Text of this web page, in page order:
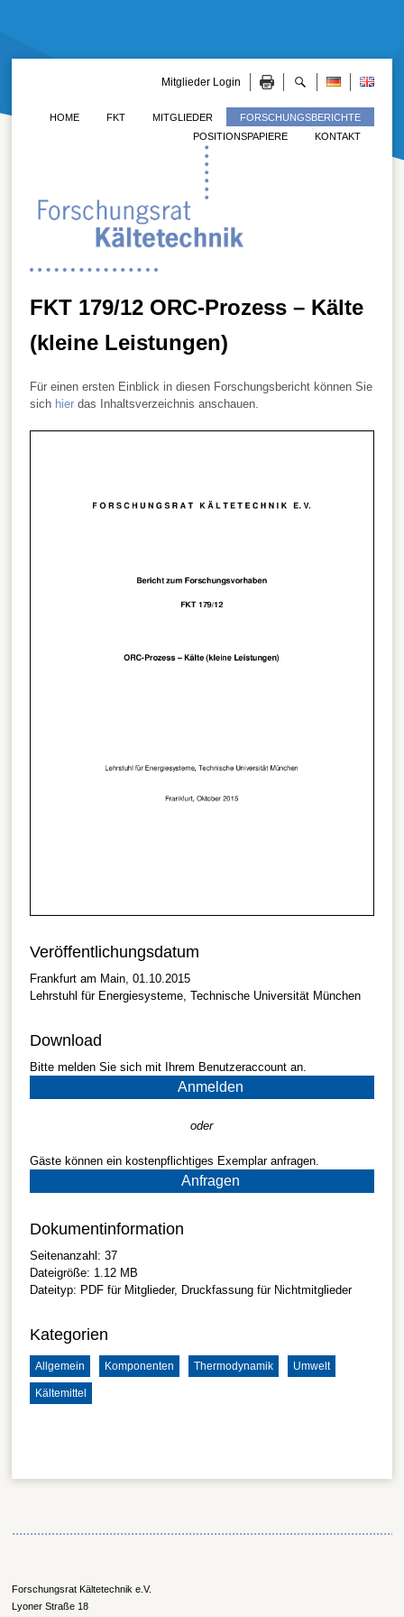
Mitglieder Login
HOME FKT MITGLIEDER
FORSCHUNGSBERICHTE
POSITIONSPAPIERE
KONTAKT
FKT 179/12 ORC-Prozess – Kälte
(kleine Leistungen)
Für einen ersten Einblick in diesen Forschungsbericht können Sie
sich hier das Inhaltsverzeichnis anschauen.
Veröffentlichungsdatum
Frankfurt am Main, 01.10.2015
Lehrstuhl für Energiesysteme, Technische Universität München
Download
Bitte melden Sie sich mit Ihrem Benutzeraccount an.
Anmelden
oder
Gäste können ein kostenpflichtiges Exemplar anfragen.
Anfragen
Dokumentinformation
Seitenanzahl:37
Dateigröße: 1.12 MB
Dateityp: PDF für Mitglieder, Druckfassung für Nichtmitglieder
Kategorien
Allgemein Komponenten Thermodynamik Umwelt
Kältemittel
Forschungsrat Kältetechnik e.V.
Lyoner Straße 18